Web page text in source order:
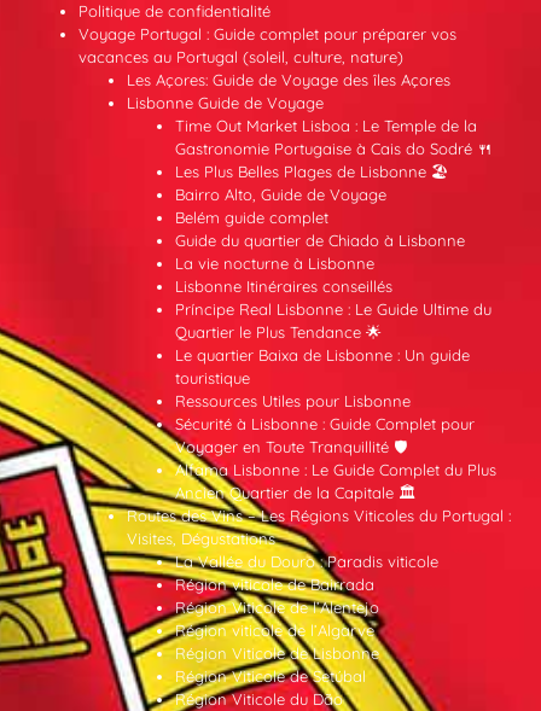
Politique de confidentialité
Voyage Portugal : Guide complet pour préparer vos
vacances au Portugal (soleil, culture, nature)
Les Açores: Guide de Voyage des îles Açores
Lisbonne Guide de Voyage
Time Out Market Lisboa : Le Temple de la
Gastronomie Portugaise à Cais do Sodré 🍴
Les Plus Belles Plages de Lisbonne 🏖️
Bairro Alto, Guide de Voyage
Belém guide complet
Guide du quartier de Chiado à Lisbonne
La vie nocturne à Lisbonne
Lisbonne Itinéraires conseillés
Príncipe Real Lisbonne : Le Guide Ultime du
Quartier le Plus Tendance 🌟
Le quartier Baixa de Lisbonne : Un guide
touristique
Ressources Utiles pour Lisbonne
Sécurité à Lisbonne : Guide Complet pour
Voyager en Toute Tranquillité 🛡️
Alfama Lisbonne : Le Guide Complet du Plus
Ancien Quartier de la Capitale 🏛️
Routes des Vins – Les Régions Viticoles du Portugal :
Visites, Dégustations
La Vallée du Douro : Paradis viticole
Région viticole de Bairrada
Région Viticole de l’Alentejo
Région viticole de l’Algarve
Région Viticole de Lisbonne
Région Viticole de Setúbal
Région Viticole du Dão